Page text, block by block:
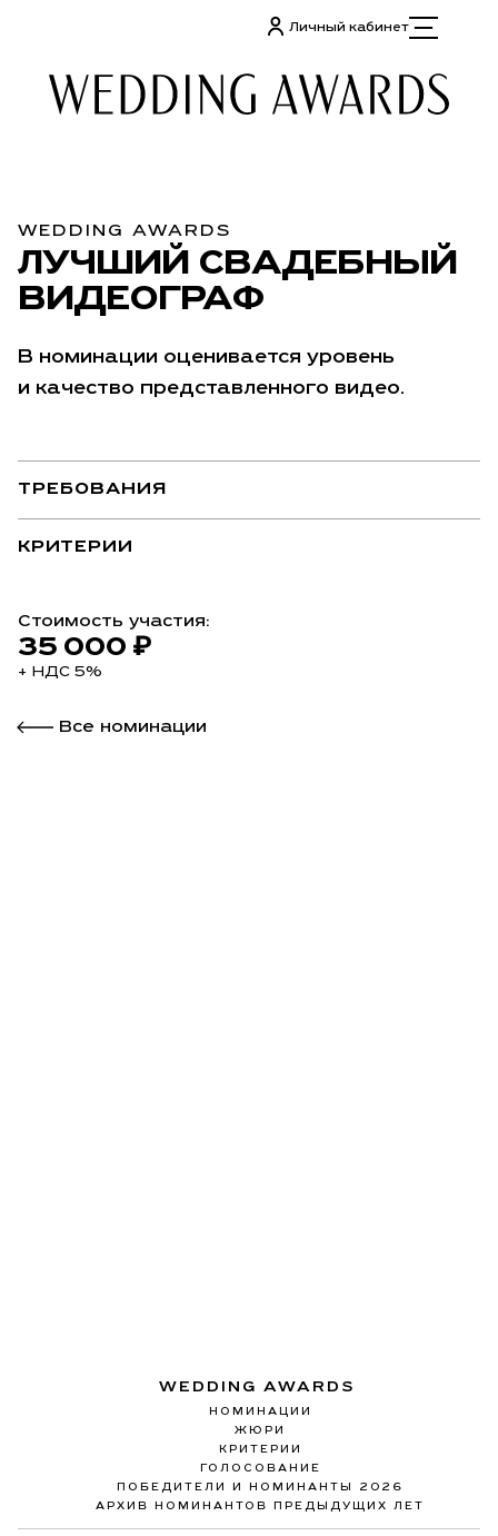
Личный кабинет
WEDDING AWARDS
ЛУЧШИЙ СВАДЕБНЫЙ
ВИДЕОГРАФ
В номинации оценивается уровень
и качество представленного видео.
ТРЕБОВАНИЯ
КРИТЕРИИ
Стоимость участия:
35 000 ₽
+ НДС 5%
Все номинации
WEDDING AWARDS
НОМИНАЦИИ
ЖЮРИ
КРИТЕРИИ
ГОЛОСОВАНИЕ
ПОБЕДИТЕЛИ И НОМИНАНТЫ 2026
АРХИВ НОМИНАНТОВ ПРЕДЫДУЩИХ ЛЕТ